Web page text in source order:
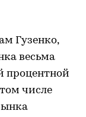
Гузенко,
весьма
процентной
числе